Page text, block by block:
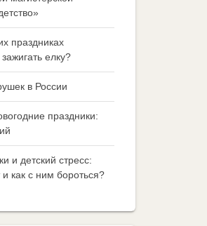
праздниках
елку?
в России
праздники:
и детский стресс:
как с ним бороться?